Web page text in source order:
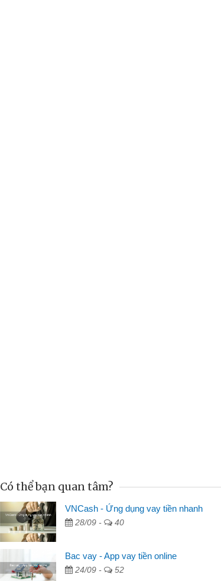
Đoàn Hữu Cảnh
Mình cần tiền gấp nên định cầm cố
nhưng thật may đã có gói vay tiền
không cần gặp mặt nên rất tiện lợi, sẽ
bè biết
Có thể bạn quan tâm?
VNCash - Ứng dụng vay tiền nhanh
28/09 - 40
Bac vay - App vay tiền online
24/09 - 52